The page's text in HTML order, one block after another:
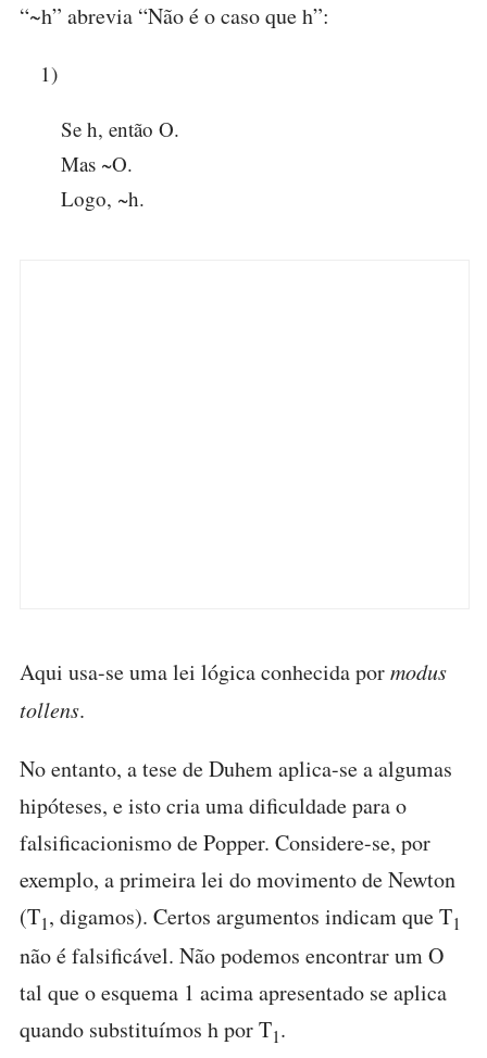
“~h” abrevia “Não é o caso que h”:
1)
Se h, então O.
Mas ~O.
Logo, ~h.
Aqui usa-se uma lei lógica conhecida pormodus
tollens.
No entanto, a tese de Duhem aplica-se a algumas
hipóteses, e isto cria uma dificuldade para o
falsificacionismo de Popper. Considere-se, por
exemplo, a primeira lei do movimento de Newton
(T1, digamos). Certos argumentos indicam que T1
não é falsificável. Não podemos encontrar um O
tal que o esquema 1 acima apresentado se aplica
quando substituímos h por T1.